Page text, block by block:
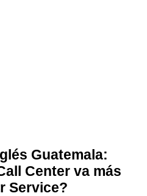
Guatemala:
Center va más
Service?